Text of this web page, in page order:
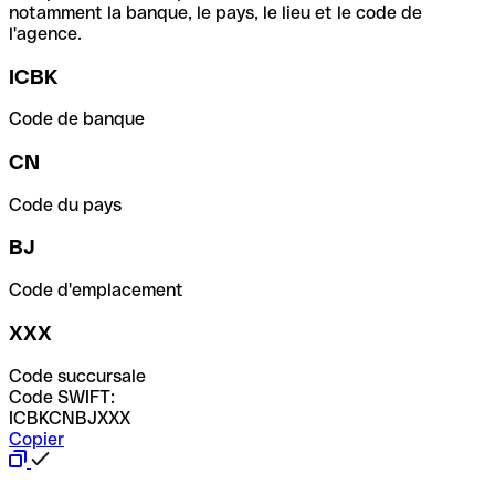
notamment la banque, le pays, le lieu et le code de
l'agence.
ICBK
Code de banque
CN
Code du pays
BJ
Code d'emplacement
XXX
Code succursale
Code SWIFT:
ICBKCNBJXXX
Copier